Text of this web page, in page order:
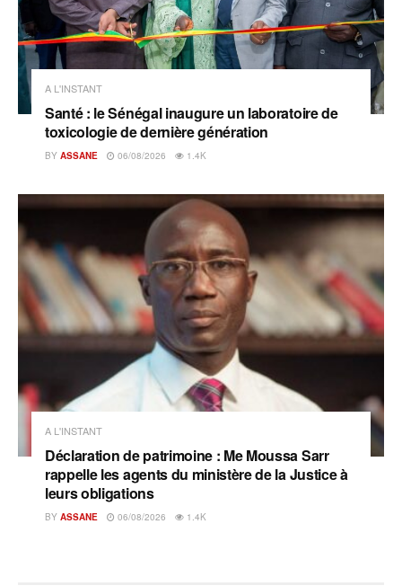
A L'INSTANT
Santé : le Sénégal inaugure un laboratoire de
toxicologie de dernière génération
BY ASSANE 06/08/2026 1.4K
A L'INSTANT
Déclaration de patrimoine : Me Moussa Sarr
rappelle les agents du ministère de la Justice à
leurs obligations
BY ASSANE 06/08/2026 1.4K